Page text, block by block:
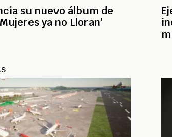
su nuevo álbum de
ya no Lloran'